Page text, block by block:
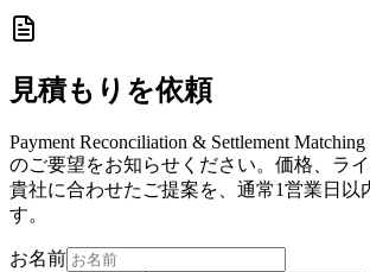
見積もりを依頼
Payment Reconciliation & Settlement
のご要望をお知らせください。価格、ライ
貴社に合わせたご提案を、通常1営業日以
す。
お名前